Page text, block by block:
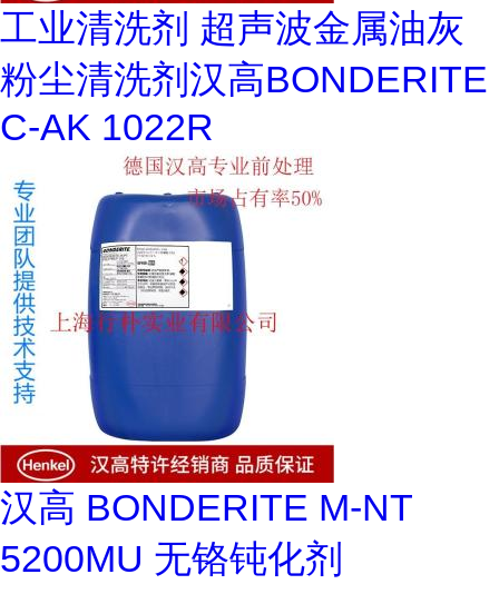
工业清洗剂 超声波金属油灰
粉尘清洗剂汉高BONDERITE
C-AK 1022R
汉高 BONDERITE M-NT
5200MU 无铬钝化剂